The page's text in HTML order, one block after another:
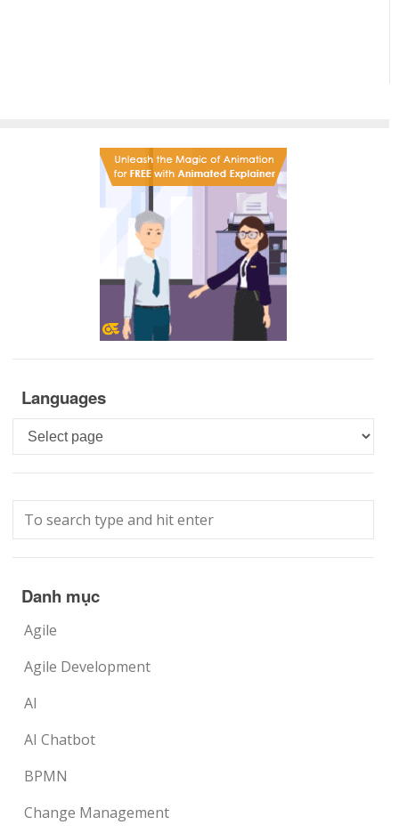
Languages
Languages
Danh mục
Agile
Agile Development
AI
AI Chatbot
BPMN
Change Management